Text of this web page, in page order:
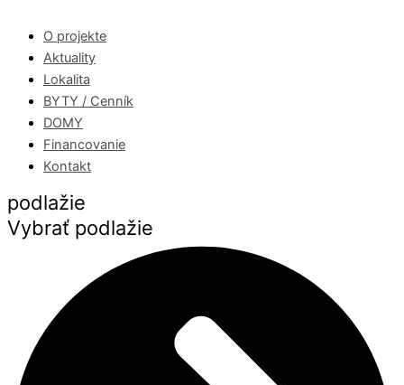
O projekte
Aktuality
Lokalita
BYTY / Cenník
DOMY
Financovanie
Kontakt
podlažie
Vybrať podlažie